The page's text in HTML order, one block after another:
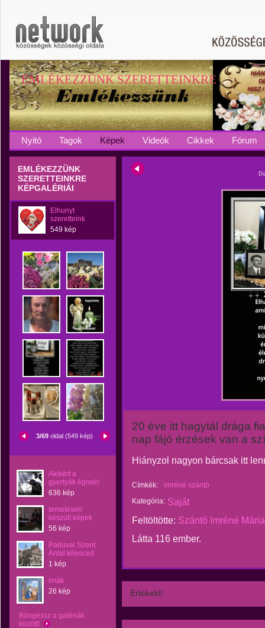
EMLÉKEZZÜNK SZERETTEINKRE
Nyitó Tagok Képek Videók Cikkek Fórum
EMLÉKEZZÜNK
SZERETTEINKRE
KÉPGALÉRIÁI
Elhunyt
szeretteink
549 kép
3/69 oldal (549 kép)
Akikért a
gyertyák égnek!
636 kép
temetésen
készült képek
56 kép
Paduvai Szent
Antal kilenced
1 kép
imák
26 kép
Böngéssz a galériák
között!
20 éve itt hagytál drága
nap fájó érzések van a
Hiányzol nagyon bárcsak itt
Címkék:
imréné szántó
Kategória: Saját
Feltöltötte: Szántó Imréné Mária
Látta 116 ember.
Értékeld!